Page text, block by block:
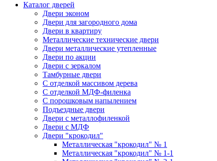
Каталог дверей
Двери эконом
Двери для загородного дома
Двери в квартиру
Металлические технические двери
Двери металлические утепленные
Двери по акции
Двери с зеркалом
Тамбурные двери
С отделкой массивом дерева
С отделкой МДФ-филенка
С порошковым напылением
Подъездные двери
Двери с металлофиленкой
Двери с МДФ
Двери "крокодил"
Металлическая "крокодил" № 1
Металлическая "крокодил" № 1-1